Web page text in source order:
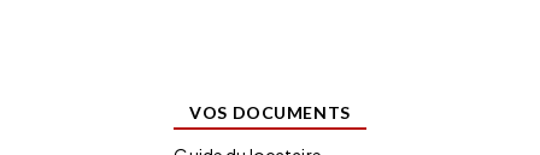
VOS DOCUMENTS